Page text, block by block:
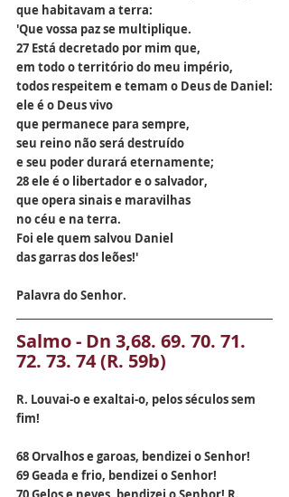
que habitavam a terra:
'Que vossa paz se multiplique.
27 Está decretado por mim que,
em todo o território do meu império,
todos respeitem e temam o Deus de Daniel:
ele é o Deus vivo
que permanece para sempre,
seu reino não será destruído
e seu poder durará eternamente;
28 ele é o libertador e o salvador,
que opera sinais e maravilhas
no céu e na terra.
Foi ele quem salvou Daniel
das garras dos leões!'
Palavra do Senhor.
Salmo - Dn 3,68. 69. 70. 71.
72. 73. 74 (R. 59b)
R. Louvai-o e exaltai-o, pelos séculos sem
fim!
68 Orvalhos e garoas, bendizei o Senhor!
69 Geada e frio, bendizei o Senhor!